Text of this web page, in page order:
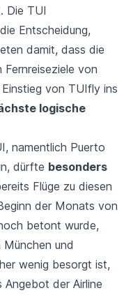
Die TUI
Entscheidung,
damit, dass die
von
von TUIfly ins
logische
namentlich Puerto
dürfte besonders
Flüge zu diesen
der Monats von
betont wurde,
und
wenig besorgt ist,
der Airline